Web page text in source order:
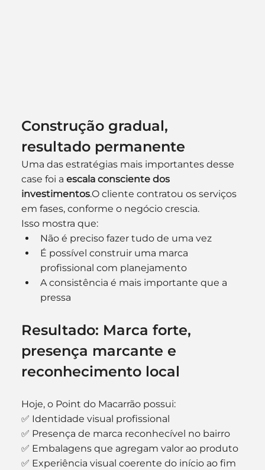
Construção gradual,
resultado permanente
Uma das estratégias mais importantes desse
case foi a escala consciente dos
investimentos.O cliente contratou os serviços
em fases, conforme o negócio crescia.
Isso mostra que:
Não é preciso fazer tudo de uma vez
É possível construir uma marca
profissional com planejamento
A consistência é mais importante que a
pressa
Resultado: Marca forte,
presença marcante e
reconhecimento local
Hoje, o Point do Macarrão possui:
✅ Identidade visual profissional
✅ Presença de marca reconhecível no bairro
✅ Embalagens que agregam valor ao produto
✅ Experiência visual coerente do início ao fim